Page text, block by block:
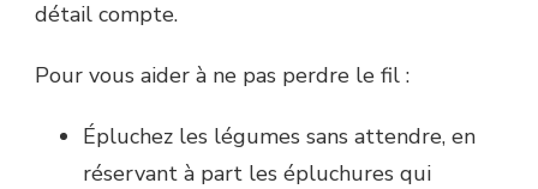
détail compte.
Pour vous aider à ne pas perdre le fil :
Épluchez les légumes sans attendre, en
réservant à part les épluchures qui